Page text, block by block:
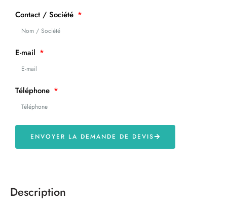
Contact / Société
E-mail
Téléphone
ENVOYER LA DEMANDE DE DEVIS
Description